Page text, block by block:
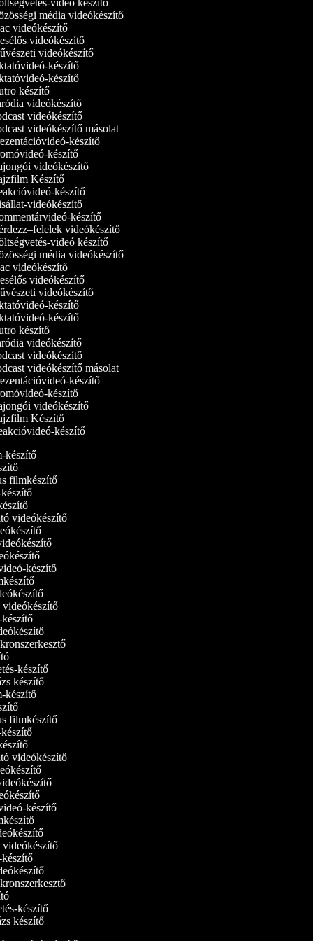
videó készítő
média videókészítő
videókészítő
videókészítő
videókészítő
készítő
készítő
videókészítő
videókészítő
videókészítő másolat
készítő
készítő
videókészítő
Készítő
készítő
videókészítő
készítő
videókészítő
videó készítő
média videókészítő
videókészítő
videókészítő
videókészítő
készítő
készítő
videókészítő
videókészítő
videókészítő másolat
készítő
készítő
videókészítő
Készítő
készítő
készítő
filmkészítő
videókészítő
készítő
videókészítő
készítő
készítő
készítő
készítő
filmkészítő
videókészítő
készítő
videókészítő
készítő
készítő
készítő